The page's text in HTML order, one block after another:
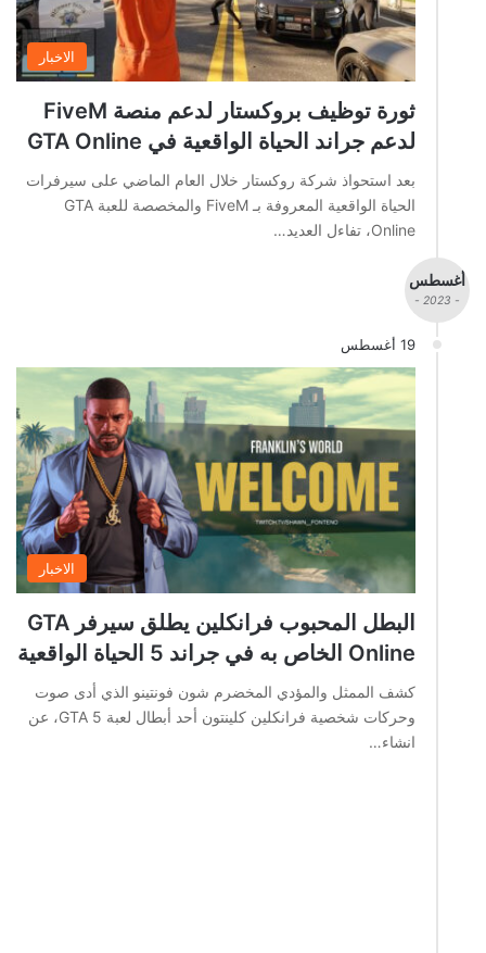
الاخبار
ثورة توظيف بروكستار لدعم منصة FiveM
لدعم جراند الحياة الواقعية في GTA Online
بعد استحواذ شركة روكستار خلال العام الماضي على سيرفرات
الحياة الواقعية المعروفة بـ FiveM والمخصصة للعبة GTA
Online، تفاءل العديد…
أغسطس
- 2023 -
19 أغسطس
الاخبار
البطل المحبوب فرانكلين يطلق سيرفر GTA
Online الخاص به في جراند 5 الحياة الواقعية
كشف الممثل والمؤدي المخضرم شون فونتينو الذي أدى صوت
وحركات شخصية فرانكلين كلينتون أحد أبطال لعبة GTA 5، عن
انشاء…